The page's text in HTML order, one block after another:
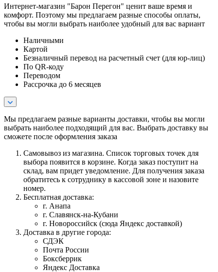
Интернет-магазин "Барон Перегон" ценит ваше время и
комфорт. Поэтому мы предлагаем разные способы оплаты,
чтобы вы могли выбрать наиболее удобный для вас вариант
Наличными
Картой
Безналичный перевод на расчетный счет (для юр-лиц)
По QR-коду
Переводом
Рассрочка до 6 месяцев
Мы предлагаем разные варианты доставки, чтобы вы могли
выбрать наиболее подходящий для вас. Выбрать доставку вы
сможете после оформления заказа
Самовывоз из магазина. Список торговых точек для
выбора появится в корзине. Когда заказ поступит на
склад, вам придет уведомление. Для получения заказа
обратитесь к сотруднику в кассовой зоне и назовите
номер.
Бесплатная доставка:
г. Анапа
г. Славянск-на-Кубани
г. Новороссийск (сюда Яндекс доставкой)
Доставка в другие города:
СДЭК
Почта России
Боксберрик
Яндекс Доставка